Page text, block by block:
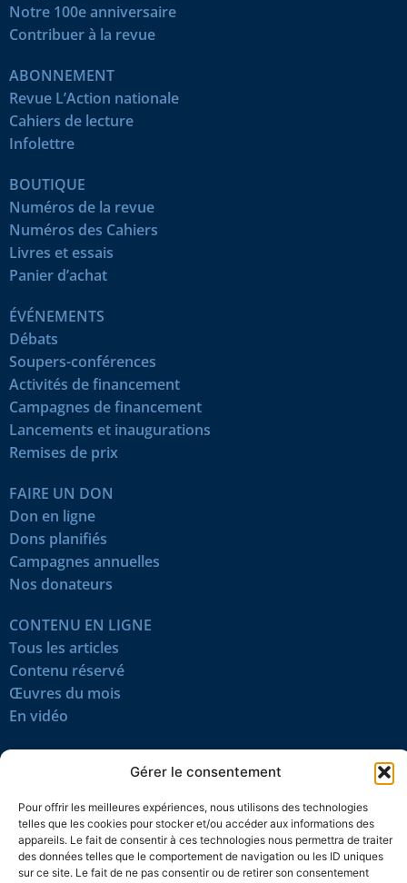
Gérer le consentement
Pour offrir les meilleures expériences, nous utilisons des technologies
telles que les cookies pour stocker et/ou accéder aux informations des
appareils. Le fait de consentir à ces technologies nous permettra de traiter
des données telles que le comportement de navigation ou les ID uniques
sur ce site. Le fait de ne pas consentir ou de retirer son consentement
Notre 100e anniversaire
Contribuer à la revue
ABONNEMENT
Revue L’Action nationale
Cahiers de lecture
Infolettre
BOUTIQUE
Numéros de la revue
Numéros des Cahiers
Livres et essais
Panier d’achat
ÉVÉNEMENTS
Débats
Soupers-conférences
Activités de financement
Campagnes de financement
Lancements et inaugurations
Remises de prix
FAIRE UN DON
Don en ligne
Dons planifiés
Campagnes annuelles
Nos donateurs
CONTENU EN LIGNE
Tous les articles
Contenu réservé
Œuvres du mois
En vidéo
SUIVEZ-NOUS